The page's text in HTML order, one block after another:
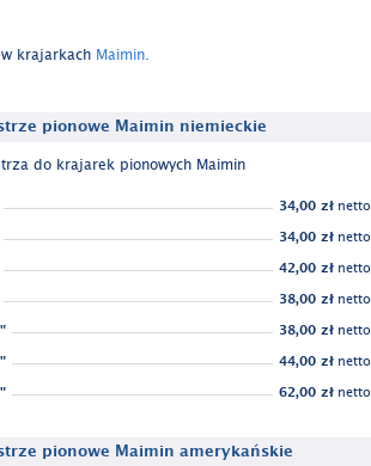
krajarkach Maimin.
pionowe Maimin niemieckie
do krajarek pionowych Maimin
34,00 złnetto
34,00 złnetto
42,00 złnetto
38,00 złnetto
38,00 złnetto
44,00 złnetto
62,00 złnetto
pionowe Maimin amerykańskie